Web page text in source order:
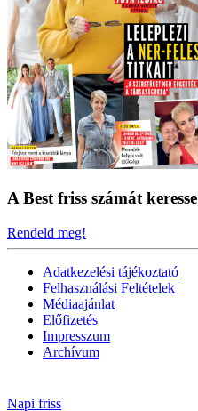
A Best friss számát
Rendeld meg!
Adatkezelési tájékoztató
Felhasználási Feltételek
Médiaajánlat
Előfizetés
Impresszum
Archívum
Napi friss